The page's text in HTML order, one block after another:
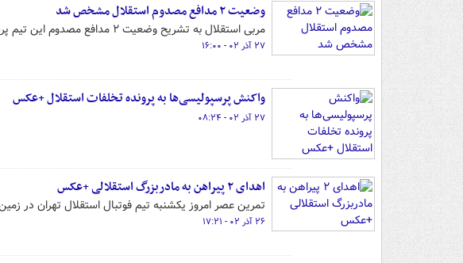
وضعیت ۲ مدافع مصدوم استقلال مشخص شد
مربی استقلال به تشریح وضعیت ۲ مدافع مصدوم این تیم پرداخت.
۲۷ آذر ۰۲ - ۱۶:۰۰
واکنش پرسپولیسی‌ها به پرونده تخلفات استقلال +عکس
۲۷ آذر ۰۲ - ۰۸:۲۴
اهدای ۲ پیراهن به مادربزرگ استقلالی +عکس
تمرین عصر امروز یکشنبه تیم فوتبال استقلال تهران در
۲۶ آذر ۰۲ - ۱۷:۲۱